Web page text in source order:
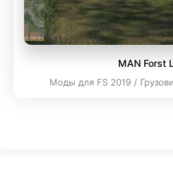
MAN Forst
Моды для FS 2019 /